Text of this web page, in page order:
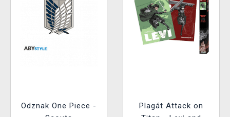
Odznak One Piece -
Plagát Attack on